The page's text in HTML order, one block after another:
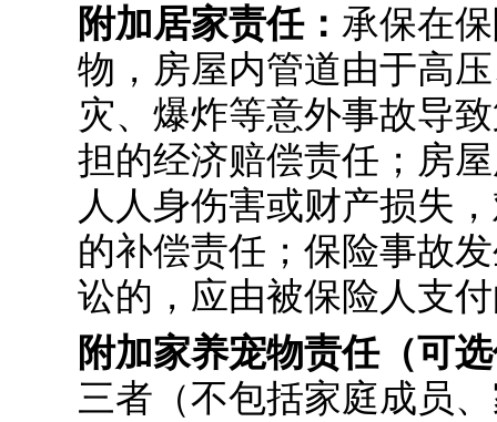
附加居家责任： 承保在
物，房屋内管道由于高
灾、爆炸等意外事故导
担的经济赔偿责任；房
人人身伤害或财产损失
的补偿责任；保险事故
讼的，应由被保险人支
附加家养宠物责任（可
三者（不包括家庭成员